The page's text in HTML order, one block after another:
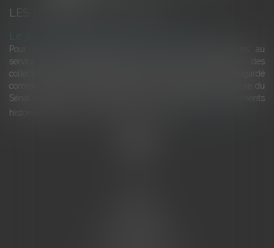
LES DERNIÈRES ACTUALITÉS
Le joug léger des monuments historiques
Pour une gestion patrimoniale des monuments historiques au
service du développement économique et touristique des
collectivités Le monument historique a longtemps été regardé
comme une charge. Le rapport que la commission de la culture du
Sénat a consacré, en juillet 2026, à la gestion des monuments
historiques invite à y voir aussi une ressour...